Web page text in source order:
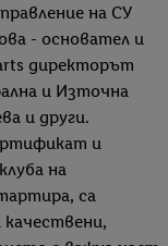
на СУ
- основател и
директорът
и Източна
и други.
и
на
са